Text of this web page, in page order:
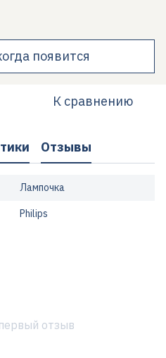
появится
К сравнению
Отзывы
Лампочка
Philips
отзыв